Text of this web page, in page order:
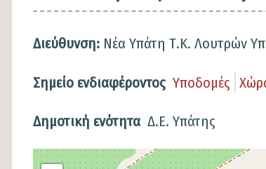
Διεύθυνση: Νέα Υπάτη Τ.Κ. Λουτρών
Σημείο ενδιαφέροντος Υποδομές
Δημοτική ενότητα Δ.Ε. Υπάτης
Σημείο